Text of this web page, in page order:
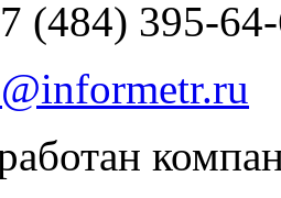
(484) 395-